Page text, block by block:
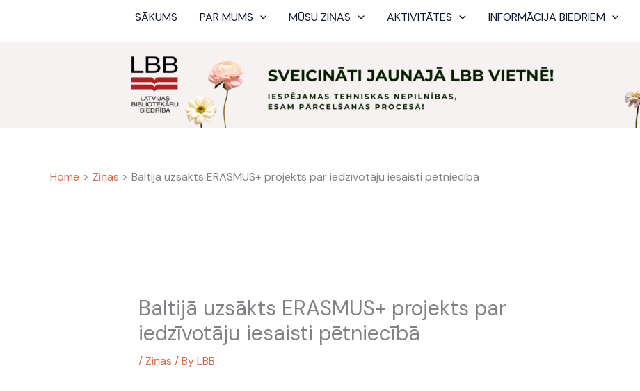
SĀKUMS PAR MUMS MŪSU ZIŅAS AKTIVITĀTES INFORMĀCIJA BIEDRIEM
Home Ziņas Baltijā uzsākts ERASMUS+ projekts par iedzīvotāju iesaisti pētniecībā
Baltijā uzsākts ERASMUS+ projekts par
iedzīvotāju iesaisti pētniecībā
/ Ziņas / ByLBB